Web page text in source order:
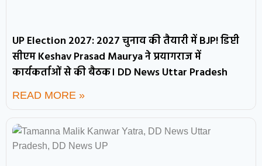
UP Election 2027: 2027 चुनाव की तैयारी में BJP! डिप्टी
सीएम Keshav Prasad Maurya ने प्रयागराज में
कार्यकर्ताओं से की बैठक। DD News Uttar Pradesh
READ MORE »